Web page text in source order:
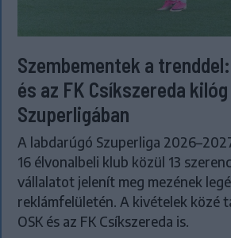
Szembementek a
és az FK Csíkszereda
Szuperligában
A labdarúgó Szuperliga
16 élvonalbeli klub közül 13
vállalatot jelenít meg mezének
reklámfelületén. A kivételek közé
OSK és az FK Csíkszereda is.